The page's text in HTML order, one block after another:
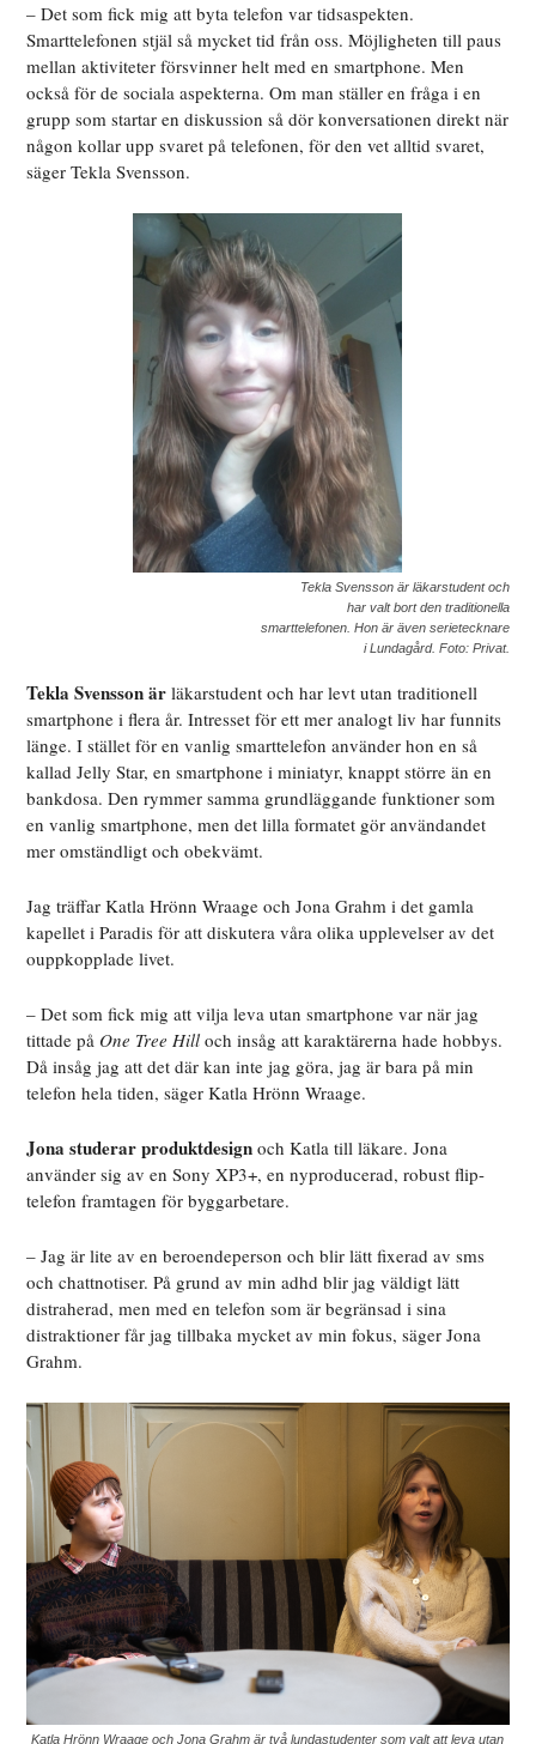
– Det som fick mig att byta telefon var tidsaspekten.
Smarttelefonen stjäl så mycket tid från oss. Möjligheten till paus
mellan aktiviteter försvinner helt med en smartphone. Men
också för de sociala aspekterna. Om man ställer en fråga i en
grupp som startar en diskussion så dör konversationen direkt när
någon kollar upp svaret på telefonen, för den vet alltid svaret,
säger Tekla Svensson.
Tekla Svensson är läkarstudent och
har valt bort den traditionella
smarttelefonen. Hon är även serietecknare
i Lundagård. Foto: Privat.
Tekla Svensson är läkarstudent och har levt utan traditionell
smartphone i flera år. Intresset för ett mer analogt liv har funnits
länge. I stället för en vanlig smarttelefon använder hon en så
kallad Jelly Star, en smartphone i miniatyr, knappt större än en
bankdosa. Den rymmer samma grundläggande funktioner som
en vanlig smartphone, men det lilla formatet gör användandet
mer omständligt och obekvämt.
Jag träffar Katla Hrönn Wraage och Jona Grahm i det gamla
kapellet i Paradis för att diskutera våra olika upplevelser av det
ouppkopplade livet.
– Det som fick mig att vilja leva utan smartphone var när jag
tittade på One Tree Hill och insåg att karaktärerna hade hobbys.
Då insåg jag att det där kan inte jag göra, jag är bara på min
telefon hela tiden, säger Katla Hrönn Wraage.
Jona studerar produktdesign och Katla till läkare. Jona
använder sig av en Sony XP3+, en nyproducerad, robust flip-
telefon framtagen för byggarbetare.
– Jag är lite av en beroendeperson och blir lätt fixerad av sms
och chattnotiser. På grund av min adhd blir jag väldigt lätt
distraherad, men med en telefon som är begränsad i sina
distraktioner får jag tillbaka mycket av min fokus, säger Jona
Grahm.
Katla Hrönn Wraage och Jona Grahm är två lundastudenter som valt att leva utan